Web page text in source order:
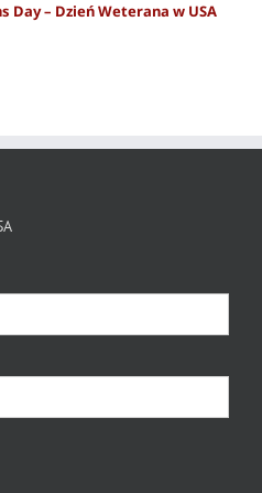
Day – Dzień Weterana w USA